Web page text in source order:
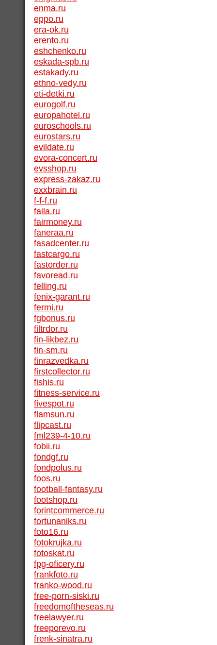
enma.ru
eppo.ru
era-ok.ru
erento.ru
eshchenko.ru
eskada-spb.ru
estakady.ru
ethno-vedy.ru
eti-detki.ru
eurogolf.ru
europahotel.ru
euroschools.ru
eurostars.ru
evildate.ru
evora-concert.ru
evsshop.ru
express-zakaz.ru
exxbrain.ru
f-f-f.ru
faila.ru
fairmoney.ru
faneraa.ru
fasadcenter.ru
fastcargo.ru
fastorder.ru
favoread.ru
felling.ru
fenix-garant.ru
fermi.ru
fgbonus.ru
filtrdor.ru
fin-likbez.ru
fin-sm.ru
finrazvedka.ru
firstcollector.ru
fishis.ru
fitness-service.ru
fivespot.ru
flamsun.ru
flipcast.ru
fml239-4-10.ru
fobii.ru
fondgf.ru
fondpolus.ru
foos.ru
football-fantasy.ru
footshop.ru
forintcommerce.ru
fortunaniks.ru
foto16.ru
fotokrujka.ru
fotoskat.ru
fpg-oficery.ru
frankfoto.ru
franko-wood.ru
free-porn-siski.ru
freedomoftheseas.ru
freelawyer.ru
freeporevo.ru
frenk-sinatra.ru